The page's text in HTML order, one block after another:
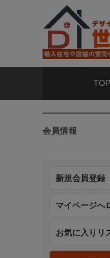
TOP
会員情報
新規会員登録
マイページへ
お気に入りリ